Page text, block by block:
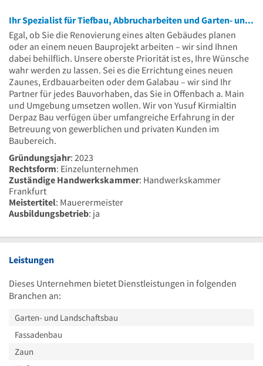
Ihr Spezialist für Tiefbau, Abbrucharbeiten und Garten- und Landschaftsbau
Egal, ob Sie die Renovierung eines alten Gebäudes planen
oder an einem neuen Bauprojekt arbeiten – wir sind Ihnen
dabei behilflich. Unsere oberste Priorität ist es, Ihre Wünsche
wahr werden zu lassen. Sei es die Errichtung eines neuen
Zaunes, Erdbauarbeiten oder dem Galabau – wir sind Ihr
Partner für jedes Bauvorhaben, das Sie in Offenbach a. Main
und Umgebung umsetzen wollen. Wir von Yusuf Kirmialtin
Derpaz Bau verfügen über umfangreiche Erfahrung in der
Betreuung von gewerblichen und privaten Kunden im
Baubereich.
Gründungsjahr: 2023
Rechtsform: Einzelunternehmen
Zuständige Handwerkskammer: Handwerkskammer
Frankfurt
Meistertitel: Mauerermeister
Ausbildungsbetrieb: ja
Leistungen
Dieses Unternehmen bietet Dienstleistungen in folgenden
Branchen an:
Garten- und Landschaftsbau
Fassadenbau
Zaun